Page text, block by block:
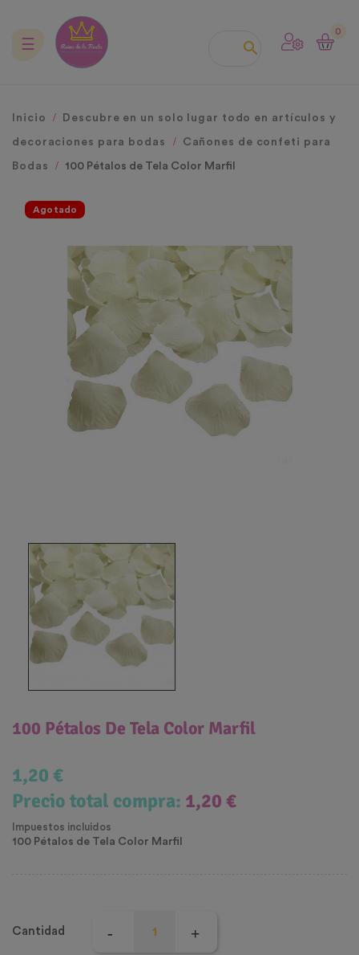

0
Navegación
☰
Inicio Descubre en un solo lugar todo en artículos y
decoraciones para bodas Cañones de confeti para
Bodas 100 Pétalos de Tela Color Marfil
Agotado
100 Pétalos De Tela Color Marfil
1,20 €
Precio total compra: 1,20 €
Impuestos incluidos
100 Pétalos de Tela Color Marfil
Cantidad